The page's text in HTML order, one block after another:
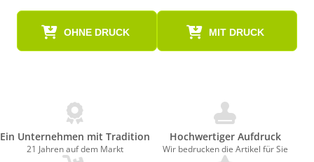
OHNE DRUCK MIT DRUCK
Ein Unternehmen mit Tradition
21 Jahren auf dem Markt
Hochwertiger Aufdruck
Wir bedrucken die Artikel für Sie